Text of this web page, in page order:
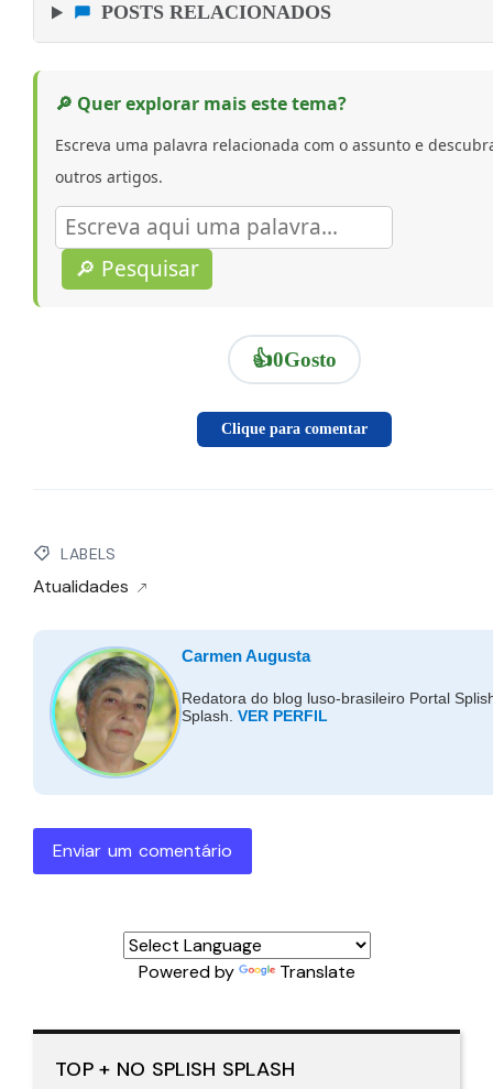
POSTS RELACIONADOS
🔎 Quer explorar mais este tema?
Escreva uma palavra relacionada com o assunto e
outros artigos.
🔎 Pesquisar
👍0Gosto
Clique para comentar
LABELS
Atualidades
Carmen Augusta
Redatora do blog luso-brasileiro Portal
Splash. VER PERFIL
Enviar um comentário
Powered by Translate
TOP + NO SPLISH SPLASH